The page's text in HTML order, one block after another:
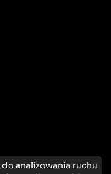
analizowania ruchu